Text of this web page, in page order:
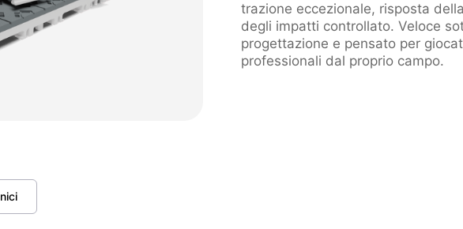
trazione eccezionale, risposta
degli impatti controllato. Veloce
progettazione e pensato per
professionali dal proprio campo.